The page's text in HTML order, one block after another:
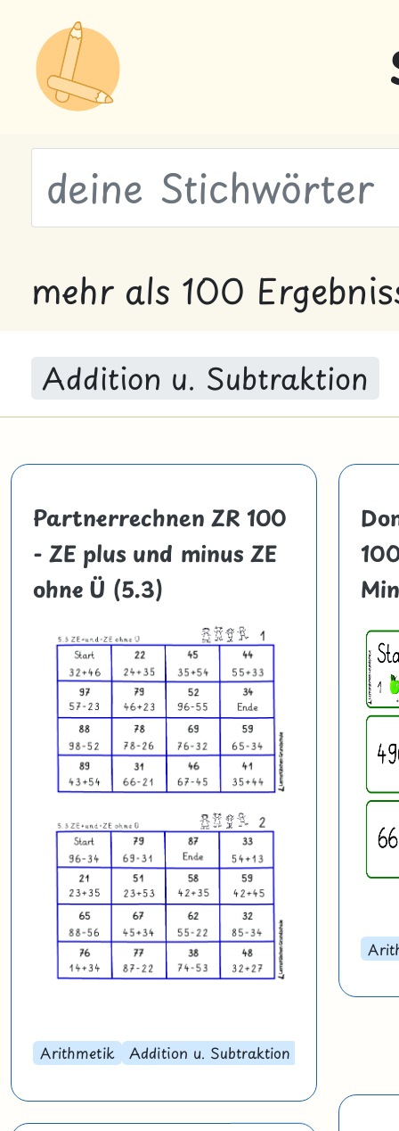
mehr als 100
Addition u. Subtraktion
Partnerrechnen ZR 100
- ZE plus und minus ZE
ohne Ü (5.3)
Arithmetik Addition u. Subtraktion
wähle Labels